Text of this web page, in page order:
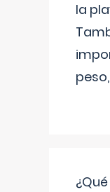
la
peso,